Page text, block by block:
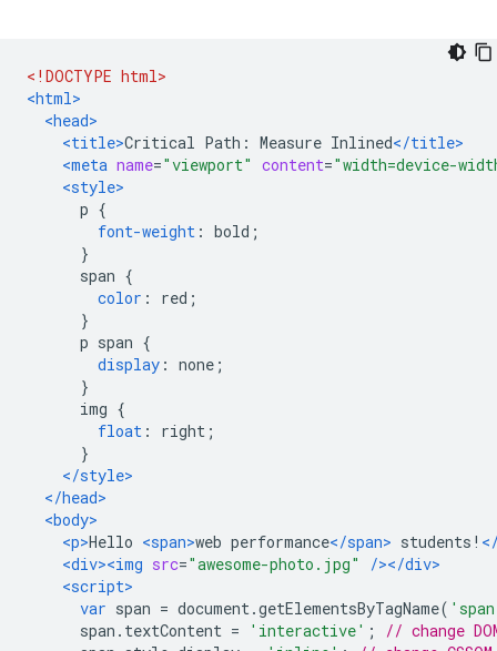
<!DOCTYPE html>
<html>
<head>
<title>Critical Path: Measure Inlined</title>
<meta name="viewport" content="width=device-
<style>
p {
font-weight : bold ;
}
span {
color : red ;
}
p span {
display : none ;
}
img {
float : right ;
}
</style>
</head>
<body>
<p>Hello <span>web performance</span> students!
<div><img src="awesome-photo.jpg"
/></div>
<script>
var span = document.getElementsByTagName(
span . textContent = 'interactive' ;
// change